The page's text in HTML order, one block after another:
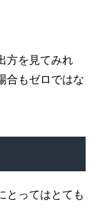
方を見てみれ
合もゼロではな
とってはとても